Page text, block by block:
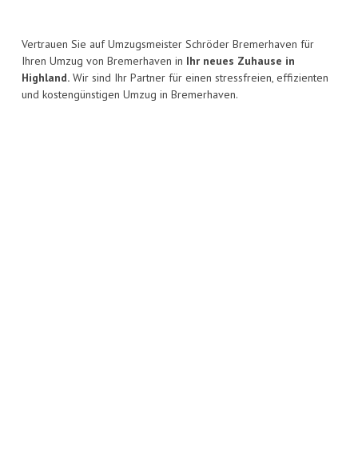
Vertrauen Sie auf Umzugsmeister Schröder Bremerhaven für
Ihren Umzug von Bremerhaven in Ihr neues Zuhause in
Highland. Wir sind Ihr Partner für einen stressfreien, effizienten
und kostengünstigen Umzug in Bremerhaven.